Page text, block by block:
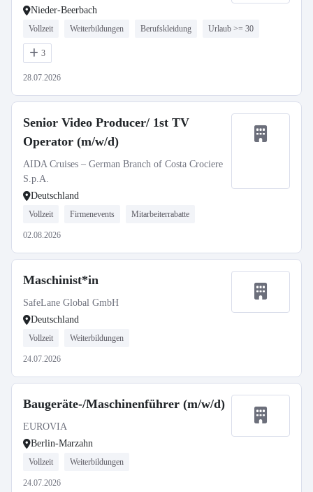
Nieder-Beerbach
Vollzeit Weiterbildungen Berufskleidung Urlaub >= 30
3
28.07.2026
Senior Video Producer/ 1st TV
Operator (m/w/d)
AIDA Cruises – German Branch of Costa Crociere
S.p.A.
Deutschland
Vollzeit Firmenevents Mitarbeiterrabatte
02.08.2026
Maschinist*in
SafeLane Global GmbH
Deutschland
Vollzeit Weiterbildungen
24.07.2026
Baugeräte-/Maschinenführer (m/w/d)
EUROVIA
Berlin-Marzahn
Vollzeit Weiterbildungen
24.07.2026